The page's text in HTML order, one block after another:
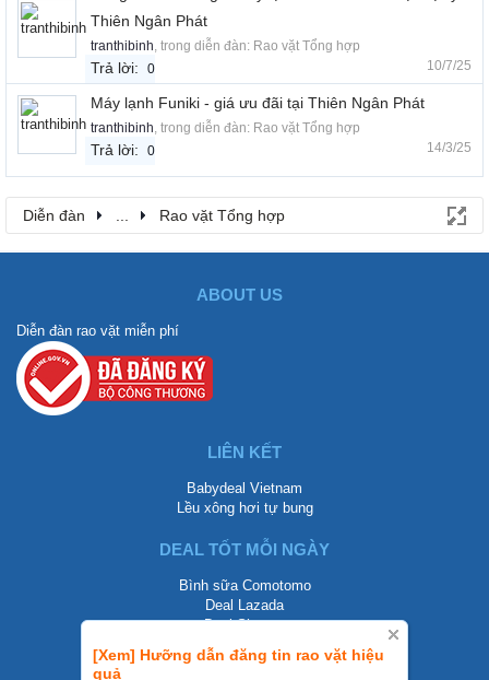
[Xem] Hưỡng dẫn đăng tin rao vặt hiệu
quả
Thiên Ngân Phát
tranthibinh, trong diễn đàn: Rao vặt Tổng hợp
Trả lời: 0 10/7/25
Máy lạnh Funiki - giá ưu đãi tại Thiên Ngân Phát
tranthibinh, trong diễn đàn: Rao vặt Tổng hợp
Trả lời: 0 14/3/25
Diễn đàn ... Rao vặt Tổng hợp
ABOUT US
Diễn đàn rao vặt miễn phí
LIÊN KẾT
Babydeal Vietnam
Lều xông hơi tự bung
DEAL TỐT MỖI NGÀY
Bình sữa Comotomo
Deal Lazada
Deal Shopee
LIÊN HỆ